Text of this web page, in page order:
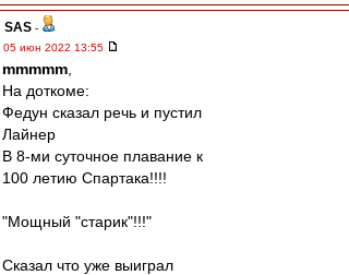
SAS -
05 июн 2022 13:55
mmmmm
На доткоме:
Федун сказал речь и пустил
Лайнер
В 8-ми суточное плавание к
100 летию Спартака!!!!
"Мощный "старик"!!!"
Сказал что уже выиграл